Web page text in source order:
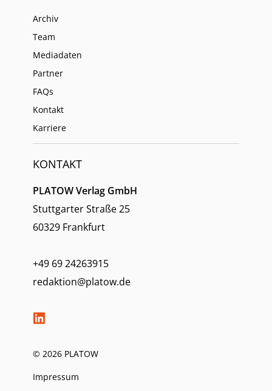
Archiv
Team
Mediadaten
Partner
FAQs
Kontakt
Karriere
KONTAKT
PLATOW Verlag GmbH
Stuttgarter Straße 25
60329 Frankfurt
+49 69 24263915
redaktion@platow.de
© 2026 PLATOW
Impressum